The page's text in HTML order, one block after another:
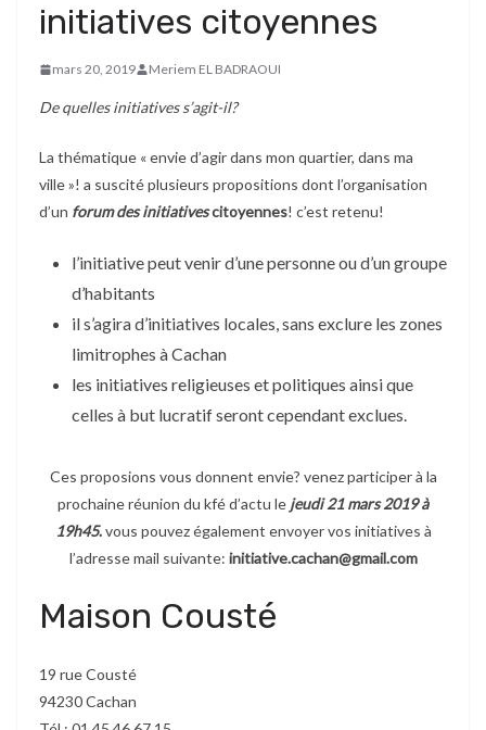
initiatives citoyennes
mars 20, 2019 Meriem EL BADRAOUI
De quelles initiatives s’agit-il?
La thématique « envie d’agir dans mon quartier, dans ma
ville »! a suscité plusieurs propositions dont l’organisation
d’un forum des initiativescitoyennes! c’est retenu!
l’initiative peut venir d’une personne ou d’un groupe
d’habitants
il s’agira d’initiatives locales, sans exclure les zones
limitrophes à Cachan
les initiatives religieuses et politiques ainsi que
celles à but lucratif seront cependant exclues.
Ces proposions vous donnent envie? venez participer à la
prochaine réunion du kfé d’actu le jeudi 21 mars 2019 à
19h45.vous pouvez également envoyer vos initiatives à
l’adresse mail suivante: initiative.cachan@gmail.com
Maison Cousté
19 rue Cousté
94230 Cachan